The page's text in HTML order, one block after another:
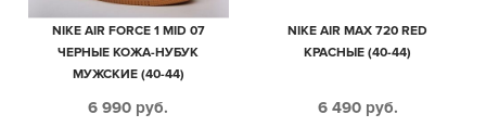
NIKE AIR FORCE 1 MID 07
ЧЕРНЫЕ КОЖА-НУБУК
МУЖСКИЕ (40-44)
6 990 руб.
NIKE AIR MAX 720 RED
КРАСНЫЕ (40-44)
6 490 руб.